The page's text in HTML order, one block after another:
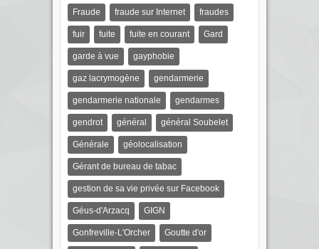
Fraude fraude sur Internet fraudes
fuir fuite fuite en courant Gard
garde à vue gayphobie
gaz lacrymogène gendarmerie
gendarmerie nationale gendarmes
gendrot général général Soubelet
Générale géolocalisation
Gérant de bureau de tabac
gestion de sa vie privée sur Facebook
Géus-d'Arzacq GIGN
Gonfreville-L'Orcher Goutte d'or